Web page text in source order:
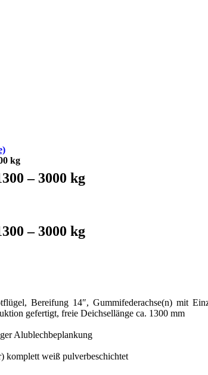
kg
– 3000 kg
– 3000 kg
Bereifung 14″, Gummifederachse(n) mit
gefertigt, freie Deichsellänge ca. 1300 mm
Alublechbeplankung
komplett weiß pulverbeschichtet